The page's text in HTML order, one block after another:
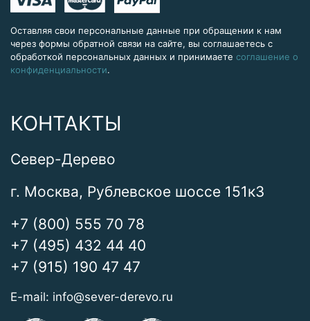
Оставляя свои персональные данные при обращении к нам
через формы обратной связи на сайте, вы соглашаетесь с
обработкой персональных данных и принимаете соглашение о
конфиденциальности.
КОНТАКТЫ
Север-Дерево
г. Москва, Рублевское шоссе 151к3
+7 (800) 555 70 78
+7 (495) 432 44 40
+7 (915) 190 47 47
E-mail: info@sever-derevo.ru